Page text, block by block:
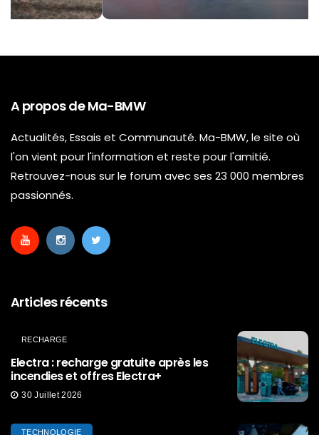
A propos de Ma-BMW
Actualités, Essais et Communauté. Ma-BMW, le site où
l'on vient pour l'information et reste pour l'amitié.
Retrouvez-nous sur le forum avec ses 23 000 membres
passionnés.
Articles récents
RECHARGE
Electra : recharge gratuite après les
incendies et offres Electra+
30 Juillet 2026
TECHNOLOGIE